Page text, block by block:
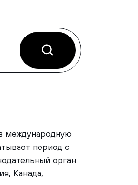
международную
период с
орган
Канада,